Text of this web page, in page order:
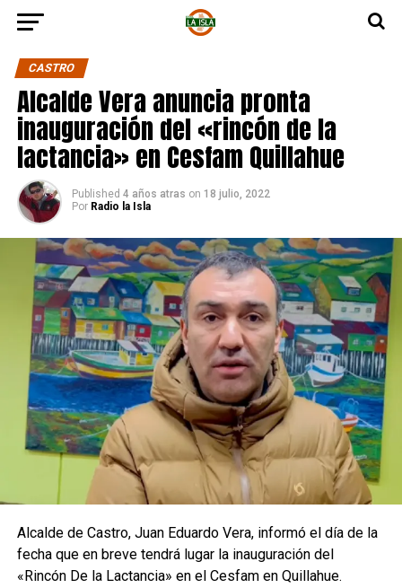
CASTRO
Alcalde Vera anuncia pronta
inauguración del «rincón de la
lactancia» en Cesfam Quillahue
Published 4 años atras on 18 julio, 2022
Por Radio la Isla
Alcalde de Castro, Juan Eduardo Vera, informó el día de la
fecha que en breve tendrá lugar la inauguración del
«Rincón De la Lactancia» en el Cesfam en Quillahue.